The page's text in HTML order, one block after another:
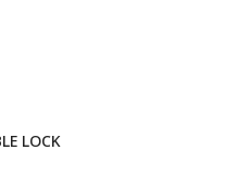
LOCK